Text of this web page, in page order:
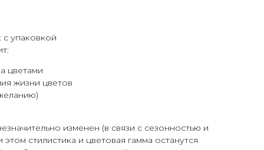
упаковкой
цветами
жизни цветов
изменен (в связи с сезонностью и
стилистика и цветовая гамма останутся